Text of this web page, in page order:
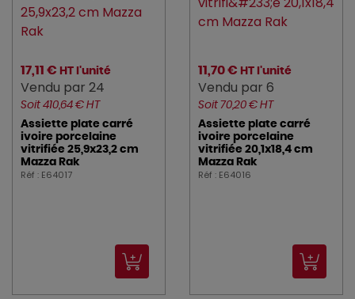
17,11 € HT l'unité
Vendu par 24
Soit 410,64 € HT
Assiette plate carré
ivoire porcelaine
vitrifiée 25,9x23,2 cm
Mazza Rak
Réf : E64017
11,70 € HT l'unité
Vendu par 6
Soit 70,20 € HT
Assiette plate carré
ivoire porcelaine
vitrifiée 20,1x18,4 cm
Mazza Rak
Réf : E64016